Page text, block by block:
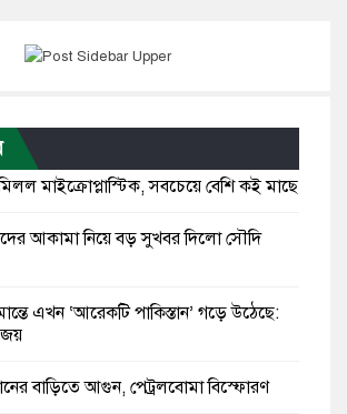
মাইক্রোপ্লাস্টিক, সবচেয়ে বেশি কই মাছে
আকামা নিয়ে বড় সুখবর দিলো সৌদি
এখন ‘আরেকটি পাকিস্তান’ গড়ে উঠেছে:
বাড়িতে আগুন, পেট্রলবোমা বিস্ফোরণ